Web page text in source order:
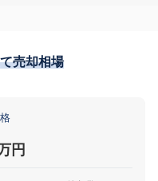
売却相場
円